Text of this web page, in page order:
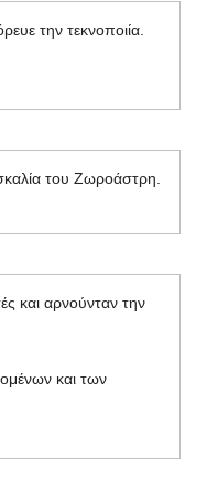
την τεκνοποιία.
του Ζωροάστρη.
και αρνούνταν την
και των